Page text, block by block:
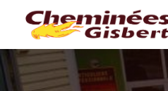
Panneau de gestion des cookies